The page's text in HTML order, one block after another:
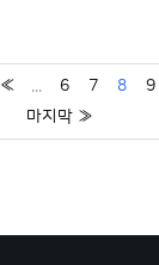
« ... 6 7 8 9
마지막 »